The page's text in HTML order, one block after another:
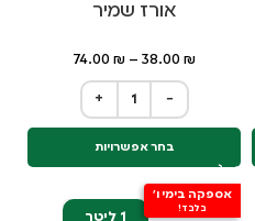
אורז שמיר
38.00 ₪
–
74.00 ₪
+ −
בחר אפשרויות
אספקה בימי ו'
בלבד!